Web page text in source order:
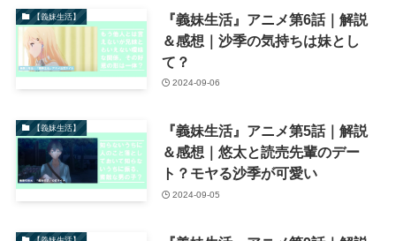
【義妹生活】
『義妹生活』アニメ第6話｜解説
＆感想｜沙季の気持ちは妹とし
て？
2024-09-06
【義妹生活】
『義妹生活』アニメ第5話｜解説
＆感想｜悠太と読売先輩のデー
ト？モヤる沙季が可愛い
2024-09-05